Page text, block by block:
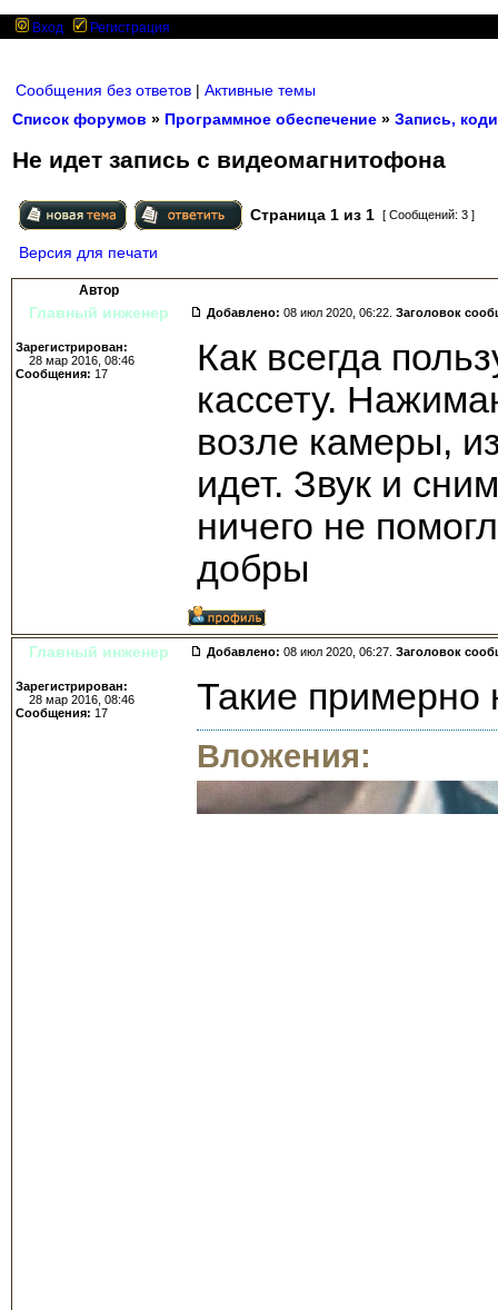
Вход Регистрация
Сообщения без ответов | Активные темы
Список форумов » Программное обеспечение » Запись,
Не идет запись с видеомагнитофона
Страница 1 из 1 [ Сообщений: 3 ]
Версия для печати
Автор
Главный инженер Добавлено: 08 июл 2020, 06:22. Заголовок
Зарегистрирован:
28 мар 2016, 08:46
Сообщения: 17
Как всегда
кассету.
возле камеры,
идет. Звук и
ничего не
добры
Главный инженер Добавлено: 08 июл 2020, 06:27. Заголовок
Зарегистрирован:
28 мар 2016, 08:46
Сообщения: 17 Такие примерно
Вложения: